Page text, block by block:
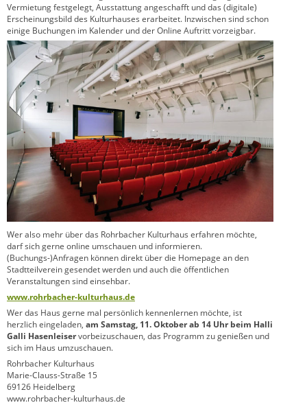
Vermietung festgelegt, Ausstattung angeschafft und das (digitale)
Erscheinungsbild des Kulturhauses erarbeitet. Inzwischen sind schon
einige Buchungen im Kalender und der Online Auftritt vorzeigbar.
Wer also mehr über das Rohrbacher Kulturhaus erfahren möchte,
darf sich gerne online umschauen und informieren.
(Buchungs-)Anfragen können direkt über die Homepage an den
Stadtteilverein gesendet werden und auch die öffentlichen
Veranstaltungen sind einsehbar.
www.rohrbacher-kulturhaus.de
Wer das Haus gerne mal persönlich kennenlernen möchte, ist
herzlich eingeladen, am Samstag, 11. Oktober ab 14 Uhr beim Halli
Galli Hasenleiservorbeizuschauen, das Programm zu genießen und
sich im Haus umzuschauen.
Rohrbacher Kulturhaus
Marie-Clauss-Straße 15
69126 Heidelberg
www.rohrbacher-kulturhaus.de